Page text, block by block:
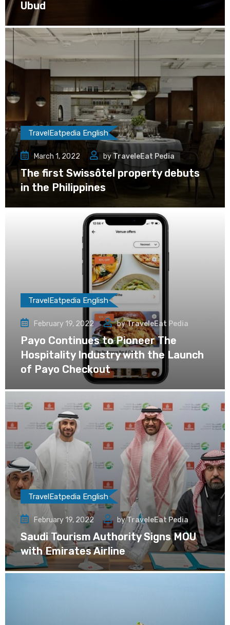
Ubud
TravelEatpedia English
March 1, 2022 by TraveleEat Pedia
The first Swissôtel property debuts
in the Philippines
TravelEatpedia English
February 19, 2022 byTraveleEat Pedia
Payo Continues to Pioneer The
Hospitality Industry with the Launch
of Payo Checkout
TravelEatpedia English
February 19, 2022 byTraveleEat Pedia
Saudi Tourism Authority Signs MOU
with Emirates Airline